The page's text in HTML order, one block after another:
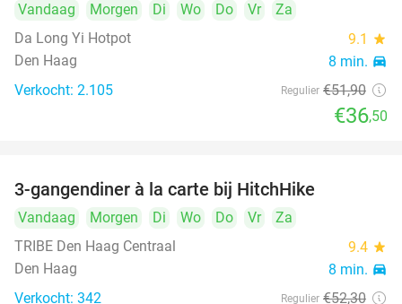
Vandaag Morgen Di Wo Do Vr
Za
Da Long Yi Hotpot
9.1 star
Den Haag 8 min. directions_car
Verkocht: 2.105 Regulier €51,90
€36,50
3-gangendiner à la carte bij HitchHike
Vandaag Morgen Di Wo Do Vr
Za
TRIBE Den Haag Centraal
9.4 star
Den Haag 8 min. directions_car
Verkocht: 342 Regulier €52,30